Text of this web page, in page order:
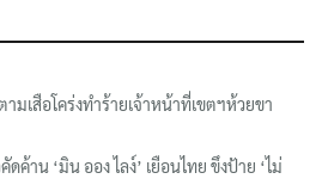
มเสือโคร่งทำร้ายเจ้าหน้าที่เขตฯห้วยขา
ค้าน ‘มิน ออง ไลง์’ เยือนไทย ขึงป้าย ‘ไม่